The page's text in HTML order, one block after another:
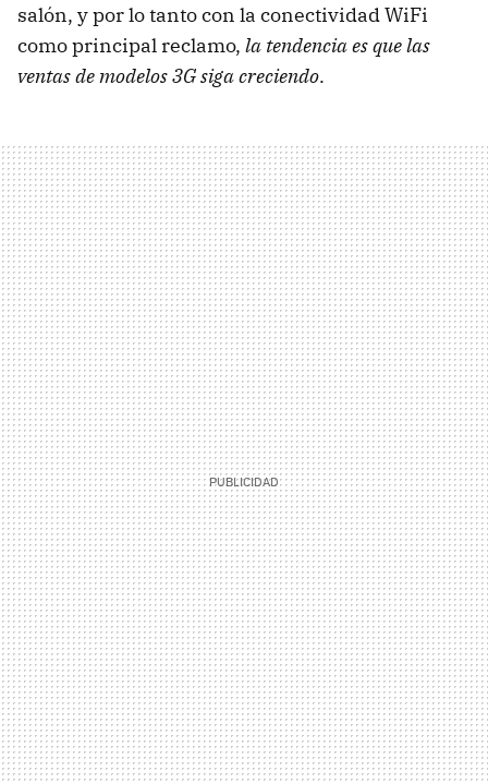
salón, y por lo tanto con la conectividad WiFi
como principal reclamo, la tendencia es que las
ventas de modelos 3G siga creciendo.